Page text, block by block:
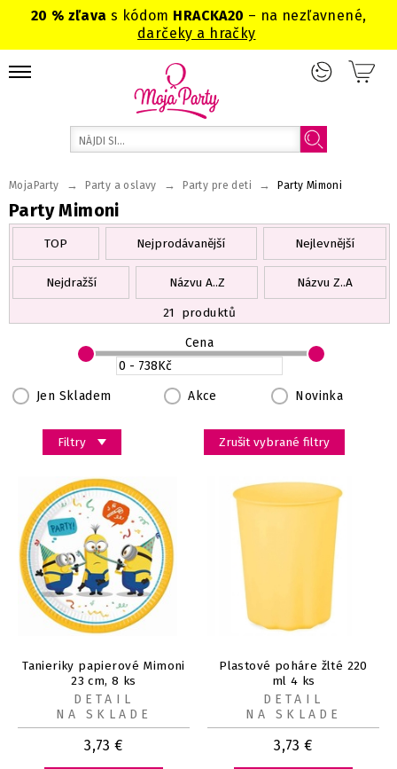
20 % zľavas kódom HRACKA20 – na nezľavnené,
darčeky a hračky
Party Mimoni
MojaParty → Party a oslavy → Party pre deti → Party Mimoni
TOP Nejprodávanější Nejlevnější
Nejdražší Názvu A..Z
Názvu Z..A
21
produktů
Filtry
Jen Skladem Akce Novinka
Cena
Zrušit vybrané filtry
Tanieriky papierové Mimoni
23 cm, 8 ks
3,73 €
DETAIL
NA SKLADE
Plastové poháre žlté 220
ml 4 ks
3,73 €
DETAIL
NA SKLADE